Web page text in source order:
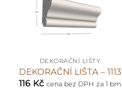
DEKORAČNÍ LIŠTY
DEKORAČNÍ LIŠTA – 1113
116 Kč cena bez DPH za 1 bm